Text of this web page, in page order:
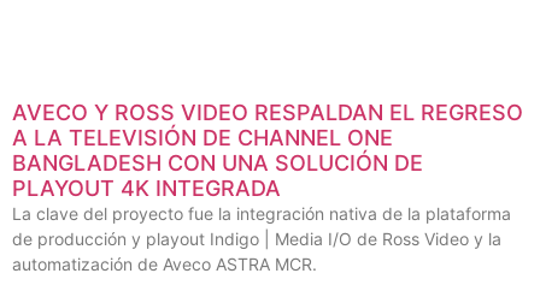
AVECO Y ROSS VIDEO RESPALDAN EL REGRESO
A LA TELEVISIÓN DE CHANNEL ONE
BANGLADESH CON UNA SOLUCIÓN DE
PLAYOUT 4K INTEGRADA
La clave del proyecto fue la integración nativa de la plataforma
de producción y playout Indigo | Media I/O de Ross Video y la
automatización de Aveco ASTRA MCR.